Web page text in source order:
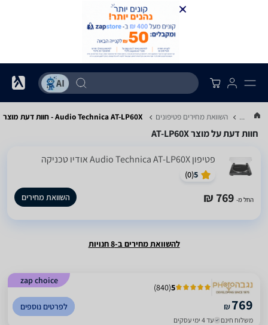
... השוואת מחירים פטיפונים Audio Technica AT-LP60X - חוות דעת מוצר
חוות דעת על מוצר AT-LP60X
‏פטיפון Audio Technica AT-LP60X אודיו טכניקה
5
(
0
)
החל מ- 769 ₪ השוואת מחירים
להשוואת מחירים ב-8 חנויות
zap choice
5
(
840
)
₪769
משלוח חינם עד 4 ימי עסקים
לפרטים נוספים